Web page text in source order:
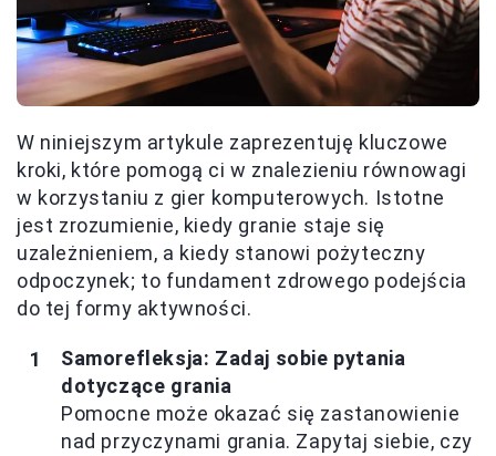
W niniejszym artykule zaprezentuję kluczowe
kroki, które pomogą ci w znalezieniu równowagi
w korzystaniu z gier komputerowych. Istotne
jest zrozumienie, kiedy granie staje się
uzależnieniem, a kiedy stanowi pożyteczny
odpoczynek; to fundament zdrowego podejścia
do tej formy aktywności.
Samorefleksja: Zadaj sobie pytania
dotyczące grania
Pomocne może okazać się zastanowienie
nad przyczynami grania. Zapytaj siebie, czy